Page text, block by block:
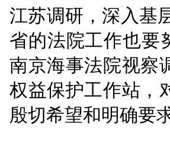
大）会议，专
讲话精神，结
会议指出，7